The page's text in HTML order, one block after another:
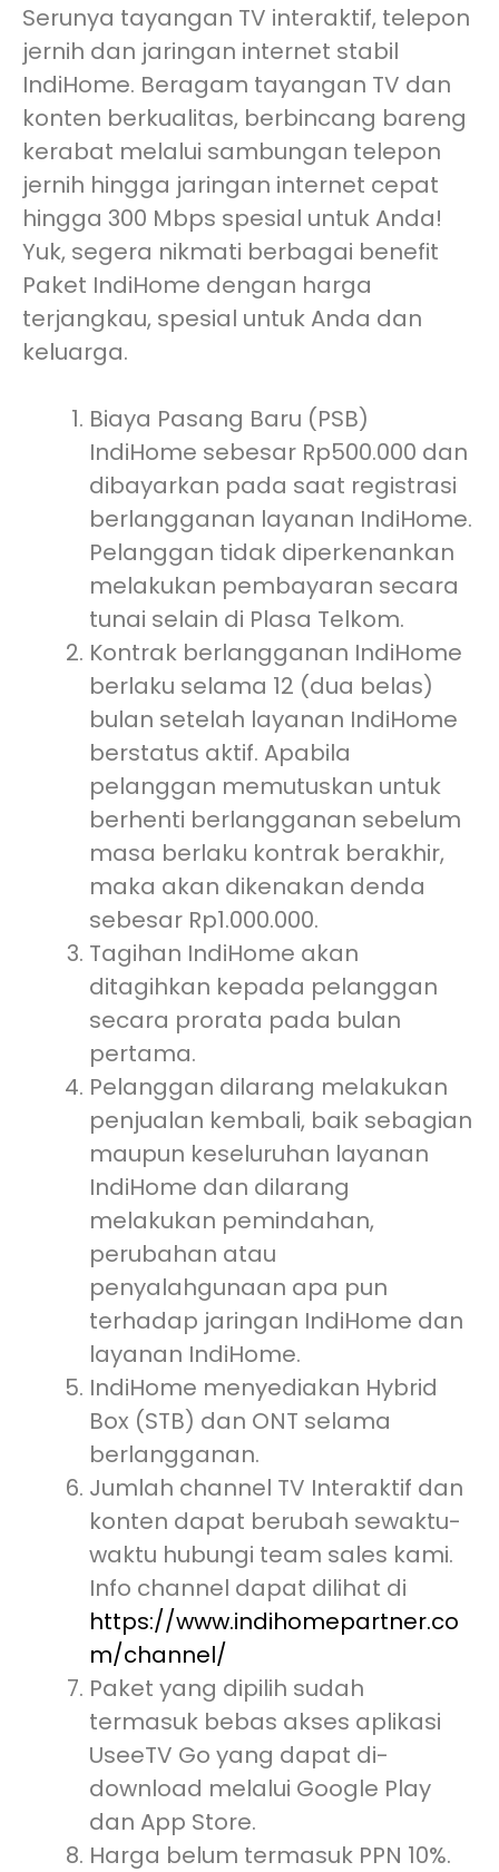
Serunya tayangan TV interaktif, telepon
jernih dan jaringan internet stabil
IndiHome. Beragam tayangan TV dan
konten berkualitas, berbincang bareng
kerabat melalui sambungan telepon
jernih hingga jaringan internet cepat
hingga 300 Mbps spesial untuk Anda!
Yuk, segera nikmati berbagai benefit
Paket IndiHome dengan harga
terjangkau, spesial untuk Anda dan
keluarga.
Biaya Pasang Baru (PSB)
IndiHome sebesar Rp500.000 dan
dibayarkan pada saat registrasi
berlangganan layanan IndiHome.
Pelanggan tidak diperkenankan
melakukan pembayaran secara
tunai selain di Plasa Telkom.
Kontrak berlangganan IndiHome
berlaku selama 12 (dua belas)
bulan setelah layanan IndiHome
berstatus aktif. Apabila
pelanggan memutuskan untuk
berhenti berlangganan sebelum
masa berlaku kontrak berakhir,
maka akan dikenakan denda
sebesar Rp1.000.000.
Tagihan IndiHome akan
ditagihkan kepada pelanggan
secara prorata pada bulan
pertama.
Pelanggan dilarang melakukan
penjualan kembali, baik sebagian
maupun keseluruhan layanan
IndiHome dan dilarang
melakukan pemindahan,
perubahan atau
penyalahgunaan apa pun
terhadap jaringan IndiHome dan
layanan IndiHome.
IndiHome menyediakan Hybrid
Box (STB) dan ONT selama
berlangganan.
Jumlah channel TV Interaktif dan
konten dapat berubah sewaktu-
waktu hubungi team sales kami.
Info channel dapat dilihat di
https://www.indihomepartner.co
m/channel/
Paket yang dipilih sudah
termasuk bebas akses aplikasi
UseeTV Go yang dapat di-
download melalui Google Play
dan App Store.
Harga belum termasuk PPN 10%.